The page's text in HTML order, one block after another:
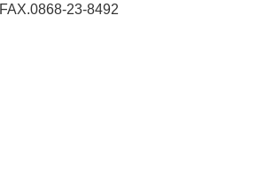
FAX.0868-23-8492